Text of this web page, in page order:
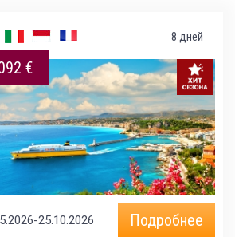
8 дней
€
25.10.2026 Подробнее